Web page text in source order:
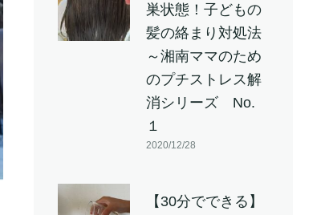
巣状態！子どもの
髪の絡まり対処法
～湘南ママのため
のプチストレス解
消シリーズ No.
１
2020/12/28
【30分でできる】